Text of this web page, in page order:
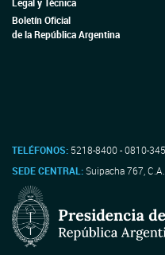
Boletín Oficial
de la República Argentina
TELÉFONOS: 5218-8400 - 0810-
SEDE CENTRAL:Suipacha 767,